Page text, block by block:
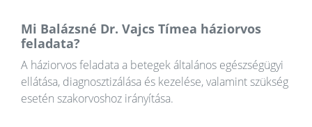
Mi Balázsné Dr. Vajcs Tímea háziorvos
feladata?
A háziorvos feladata a betegek általános egészségügyi
ellátása, diagnosztizálása és kezelése, valamint szükség
esetén szakorvoshoz irányítása.